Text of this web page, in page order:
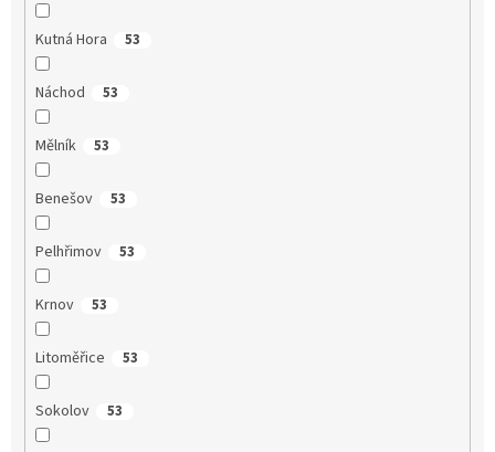
Kutná Hora 53
Náchod 53
Mělník 53
Benešov 53
Pelhřimov 53
Krnov 53
Litoměřice 53
Sokolov 53